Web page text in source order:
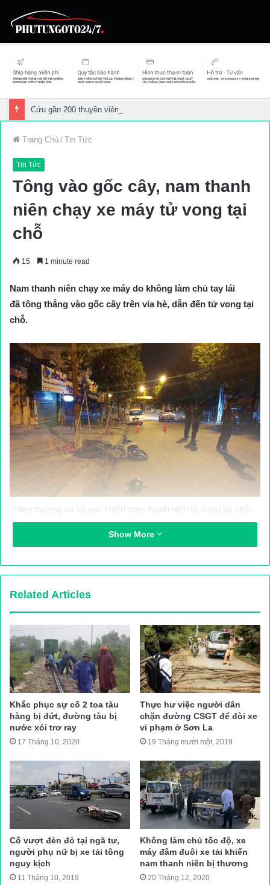
Cứu gần 200 thuyền viên gặp sự cố trên biển
Trang Chủ / Tin Tức
Tin Tức
Tông vào gốc cây, nam thanh
niên chạy xe máy tử vong tại
chỗ
15 1 minute read
Nam thanh niên chạy xe máy do không làm chủ tay lái
đã tông thẳng vào gốc cây trên vỉa hè, dẫn đến tử vong tại
chỗ.
Hiện trường vụ tai nạn khiến nam thanh niên tử vong tại chỗ –
Ảnh: Hà Bắc
Vụ tai nạn xảy ra vào khoảng 1h00 rạng sáng nay (ngày 26/10),
trên đường Thích Quảng Đức, phường Chánh Nghĩa, TP Thủ
Thời điểm trên, xe máy Yamaha Exciter mang BKS: 61B1 –
598.15 do nam thanh niên (chưa rõ danh tính) cầm lái chạy trên
đường Thích Quảng Đức theo hướng Khu dân cư Chánh Nghĩa
– QL13. Khi qua khỏi ngã ba giao nhau với đường Hoàng Văn
Thụ được khoảng 100m, do không làm chủ tốc độ, đã tông vào
gốc cây trên vỉa hè.
Vụ tai nạn khiến nam thanh niên cùng phương tiện ngã xuống
đường, nạn nhân tử vong tại chỗ. Theo một số người tại hiện
nạn giao thông.
Nhận được tin báo, cơ quan chức năng TP Thủ Dầu Một đã có
mặt tại hiện trường, điều tra làm rõ nguyên nhân vụ tai nạn.
Thanh Hà (TH)
Nguồn bài viết:ATGT.VN
Show More
Related Articles
Khắc phục sự cố 2 toa tàu
hàng bị đứt, đường tàu bị
nước xói trơ ray
17 Tháng 10, 2020
Thực hư việc người dân
chặn đường CSGT để đòi xe
vi phạm ở Sơn La
19 Tháng mười một, 2019
Cố vượt đèn đỏ tại ngã tư,
người phụ nữ bị xe tải tông
nguy kịch
11 Tháng 10, 2019
Không làm chủ tốc độ, xe
máy đâm đuôi xe tải khiến
nam thanh niên bị thương
20 Tháng 12, 2020